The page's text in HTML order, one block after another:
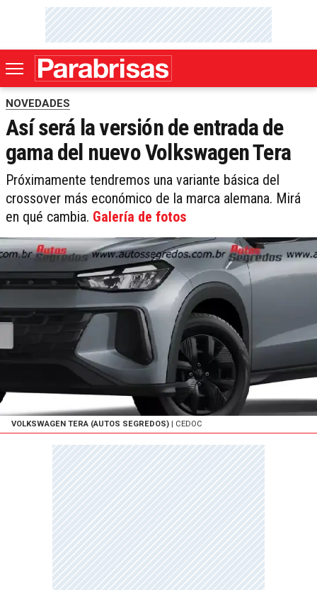
NOVEDADES
Así será la versión de entrada de
gama del nuevo Volkswagen Tera
Próximamente tendremos una variante básica del
crossover más económico de la marca alemana. Mirá
en qué cambia. Galería de fotos
VOLKSWAGEN TERA (AUTOS SEGREDOS) | CEDOC